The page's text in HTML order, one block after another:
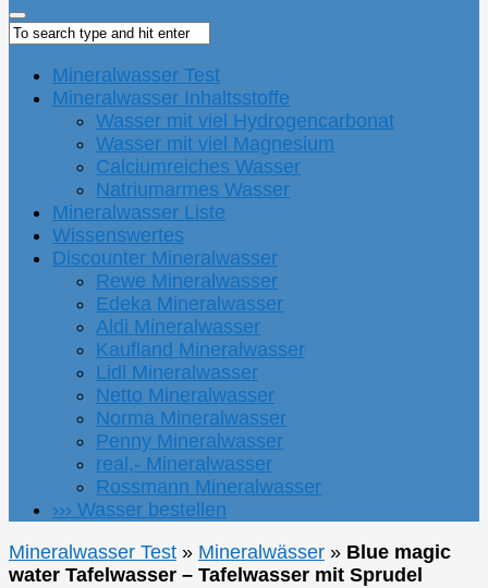
Mineralwasser Test
Mineralwasser Inhaltsstoffe
Wasser mit viel Hydrogencarbonat
Wasser mit viel Magnesium
Calciumreiches Wasser
Natriumarmes Wasser
Mineralwasser Liste
Wissenswertes
Discounter Mineralwasser
Rewe Mineralwasser
Edeka Mineralwasser
Aldi Mineralwasser
Kaufland Mineralwasser
Lidl Mineralwasser
Netto Mineralwasser
Norma Mineralwasser
Penny Mineralwasser
real,- Mineralwasser
Rossmann Mineralwasser
››› Wasser bestellen
Mineralwasser Test » Mineralwässer » Blue magic
water Tafelwasser – Tafelwasser mit Sprudel